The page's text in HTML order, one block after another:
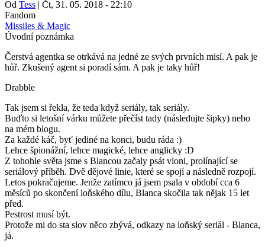
Od Tess
Čt, 31. 05. 2018 - 22:10
Fandom
Missiles & Magic
Úvodní poznámka
Čerstvá agentka se otrkává na jedné ze svých prvních misí. A pak je
hůř. Zkušený agent si poradí sám. A pak je taky hůř!
Drabble
Tak jsem si řekla, že teda když seriály, tak seriály.
Buďto si letošní várku můžete přečíst tady (následujte šipky) nebo
na mém blogu.
Za každé káč, byť jediné na konci, budu ráda :)
Lehce špionážní, lehce magické, lehce anglicky :D
Z tohohle světa jsme s Blancou začaly psát vloni, prolínající se
seriálový příběh. Dvě dějové linie, které se spojí a následně rozpojí.
Letos pokračujeme. Jenže zatímco já jsem psala v období cca 6
měsíců po skončení loňského dílu, Blanca skočila tak nějak 15 let
před.
Pestrost musí být.
Protože mi do sta slov něco zbývá, odkazy na loňský seriál - Blanca,
já.